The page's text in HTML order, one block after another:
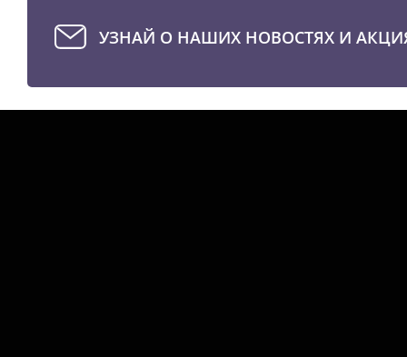
УЗНАЙ О НАШИХ НОВОСТЯХ И